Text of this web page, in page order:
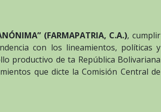
(FARMAPATRIA, C.A.), cumplir
con los lineamientos, políticas y
productivo de ta República Bolivariana
que dicte la Comisión Central de